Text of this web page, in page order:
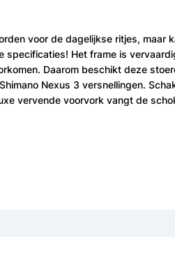
voor de dagelijkse ritjes, maar
specificaties! Het frame is
Daarom beschikt deze
Nexus 3 versnellingen.
vervende voorvork vangt de